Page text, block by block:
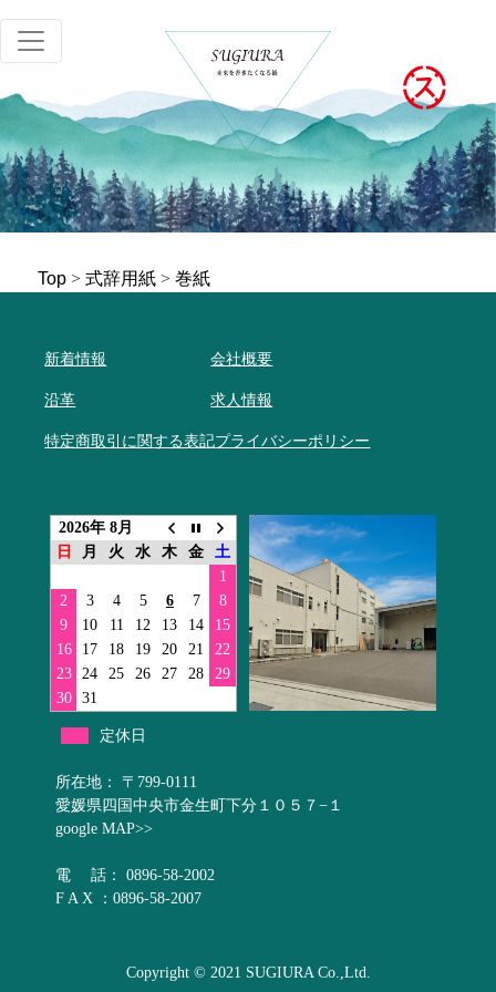
Top> 式辞用紙> 巻紙
新着情報 会社概要
沿革 求人情報
特定商取引に関する表記プライバシーポリシー
2026年 8月
日
月 火 水 木 金
土
1
2
3 4 5 6 7
8
9
10 11 12 13 14
15
16
17 18 19 20 21
22
23
24 25 26 27 28
29
30
31
定休日
所在地： 〒799-0111
愛媛県四国中央市金生町下分１０５７−１
google MAP>>
電 話： 0896-58-2002
F A X ：0896-58-2007
Copyright © 2021 SUGIURA Co.,Ltd.